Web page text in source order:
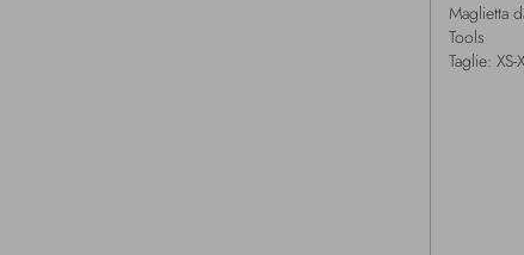
Maglietta
Tools
Taglie: XS-